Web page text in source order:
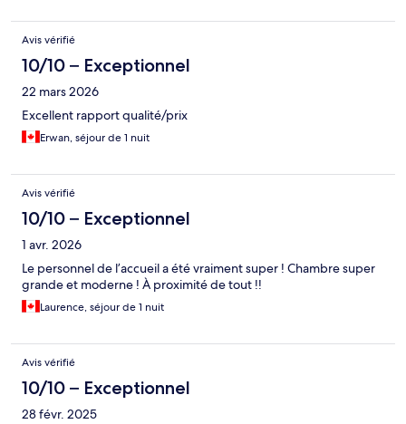
Avis vérifié
10/10 – Exceptionnel
22 mars 2026
Excellent rapport qualité/prix
Erwan, séjour de 1 nuit
Avis vérifié
10/10 – Exceptionnel
1 avr. 2026
Le personnel de l’accueil a été vraiment super ! Chambre super
grande et moderne ! À proximité de tout !!
Laurence, séjour de 1 nuit
Avis vérifié
10/10 – Exceptionnel
28 févr. 2025